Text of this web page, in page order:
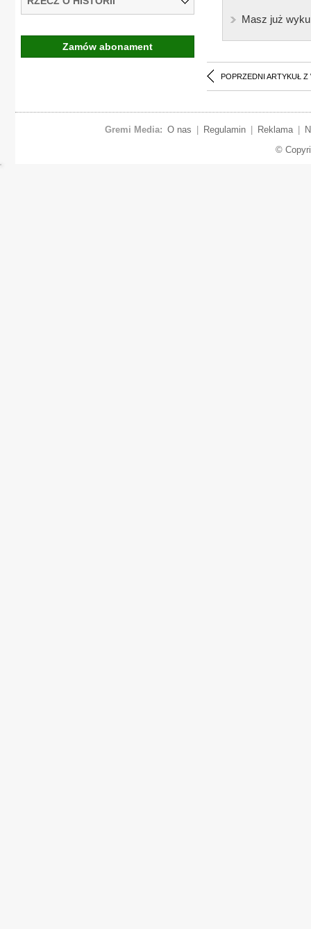
Masz już
POPRZEDNI ARTYKUŁ Z
Zamów abonament
Gremi Media: O nas Regulamin Reklama
©